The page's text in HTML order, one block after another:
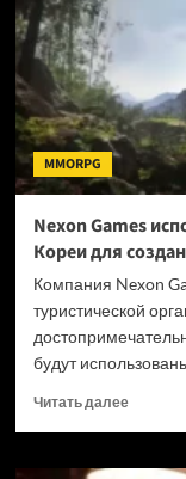
2
язык
MMORPG
Nexon Games
Кореи для
Компания Nexon
туристической
будут
Читать далее
Nexon